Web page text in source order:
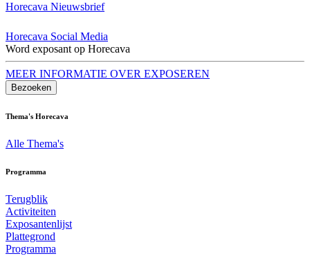
Horecava Nieuwsbrief
Horecava Social Media
Word exposant op Horecava
MEER INFORMATIE OVER EXPOSEREN
Bezoeken
Thema's Horecava
Alle Thema's
Programma
Terugblik
Activiteiten
Exposantenlijst
Plattegrond
Programma